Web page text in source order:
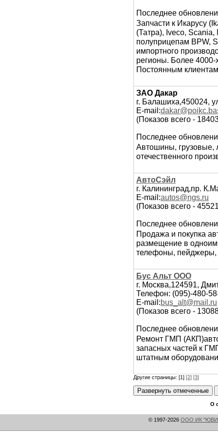
Последнее
Запчасти к Икарусу
(Татра), Iveco,
полуприцепам BPW,
импортного
регионы. Более 4000-
Постоянным
ЗАО Дакар
г. Балашиха,450024,
E-mail:
(Показов всего -
Последнее
Автошины, грузовые,
отечественного
АвтоСэйл
г. Калининград,пр.
E-mail:autos@ngs.ru
(Показов всего -
Последнее
Продажа и покупка
размещение в
телефоны,
Бус Альт ООО
г. Москва,124591,
Телефон: (095)-480-
E-mail:bus_alt@mail.ru
(Показов всего -
Последнее
Ремонт ГМП
запасных частей к
штатным
Другие страницы: [1] [2] [3]
О
© 1997-2026 ООО ИК